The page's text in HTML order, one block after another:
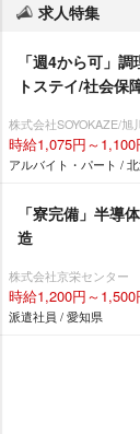
求人特集
「週4から可」
トステイ/社会保
株式会社SOYOKAZE/
時給1,075円～1,100
アルバイト・パート /
「寮完備」半導
造
株式会社京栄センター
時給1,200円～1,500
派遣社員 / 愛知県